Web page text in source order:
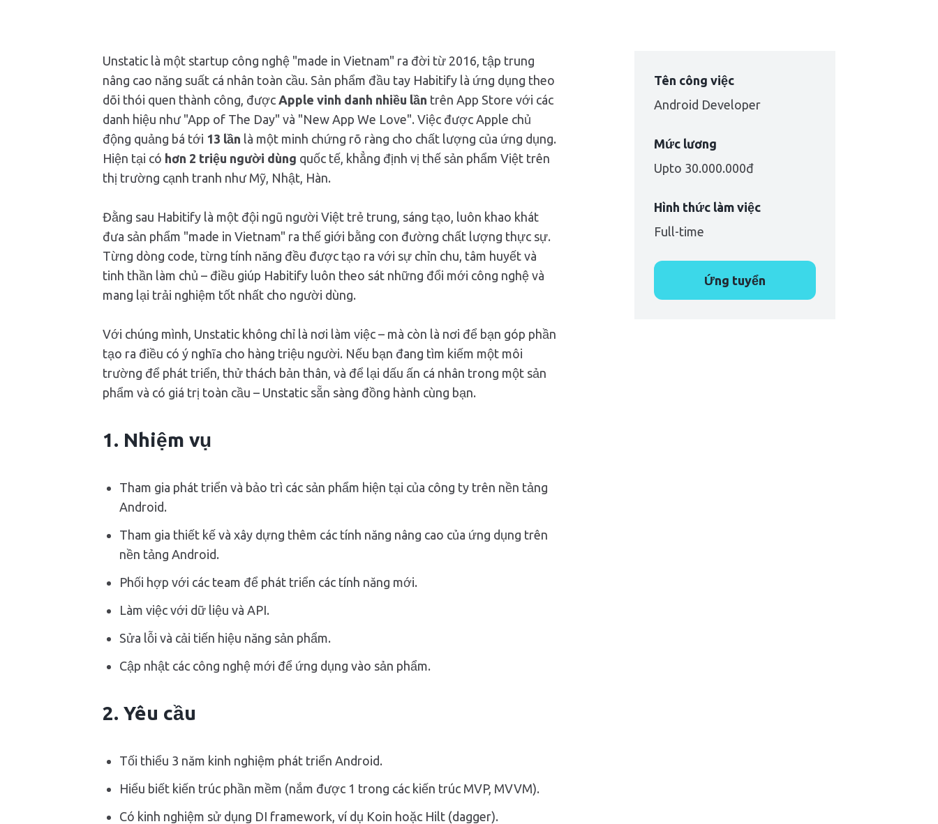
Unstatic là một startup công nghệ "made in Vietnam" ra đời từ 2016, tập trung
nâng cao năng suất cá nhân toàn cầu. Sản phẩm đầu tay Habitify là ứng dụng theo
dõi thói quen thành công, được Apple vinh danh nhiều lần trên App Store với các
danh hiệu như "App of The Day" và "New App We Love". Việc được Apple chủ
động quảng bá tới 13 lần là một minh chứng rõ ràng cho chất lượng của ứng dụng.
Hiện tại có hơn 2 triệu người dùng quốc tế, khẳng định vị thế sản phẩm Việt trên
thị trường cạnh tranh như Mỹ, Nhật, Hàn.
Đằng sau Habitify là một đội ngũ người Việt trẻ trung, sáng tạo, luôn khao khát
đưa sản phẩm "made in Vietnam" ra thế giới bằng con đường chất lượng thực sự.
Từng dòng code, từng tính năng đều được tạo ra với sự chỉn chu, tâm huyết và
tinh thần làm chủ – điều giúp Habitify luôn theo sát những đổi mới công nghệ và
mang lại trải nghiệm tốt nhất cho người dùng.
Với chúng mình, Unstatic không chỉ là nơi làm việc – mà còn là nơi để bạn góp phần
tạo ra điều có ý nghĩa cho hàng triệu người. Nếu bạn đang tìm kiếm một môi
trường để phát triển, thử thách bản thân, và để lại dấu ấn cá nhân trong một sản
phẩm và có giá trị toàn cầu – Unstatic sẵn sàng đồng hành cùng bạn.
1. Nhiệm vụ
Tham gia phát triển và bảo trì các sản phẩm hiện tại của công ty trên nền tảng
Android.
Tham gia thiết kế và xây dựng thêm các tính năng nâng cao của ứng dụng trên
nền tảng Android.
Phối hợp với các team để phát triển các tính năng mới.
Làm việc với dữ liệu và API.
Sửa lỗi và cải tiến hiệu năng sản phẩm.
Cập nhật các công nghệ mới để ứng dụng vào sản phẩm.
2. Yêu cầu
Tối thiểu 3 năm kinh nghiệm phát triển Android.
Hiểu biết kiến trúc phần mềm (nắm được 1 trong các kiến trúc MVP, MVVM).
Có kinh nghiệm sử dụng DI framework, ví dụ Koin hoặc Hilt (dagger).
Tên công việc
Android Developer
Mức lương
Upto 30.000.000đ
Hình thức làm việc
Full-time
Ứng tuyển